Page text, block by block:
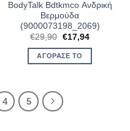
BodyTalk Bdtkmco Ανδρική
Βερμούδα
(9000073198_2069)
€29,90 Original
was:
€29,90.
€17,94Η
ΑΓΌΡΑΣΈ ΤΟ
4 5